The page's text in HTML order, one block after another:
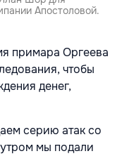
Апостоловой.
примара Оргеева
чтобы
денег,
серию атак со
мы подали